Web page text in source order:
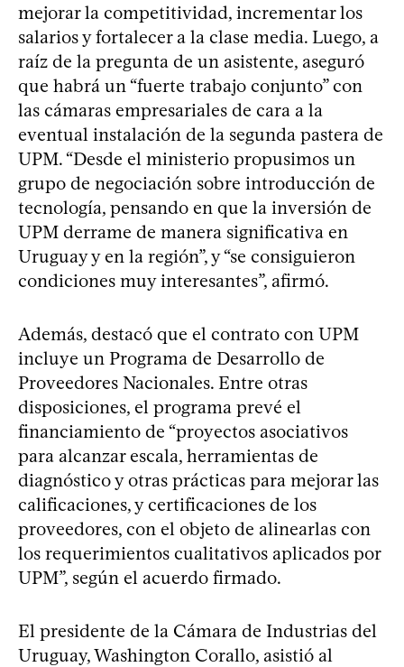
mejorar la competitividad, incrementar los
salarios y fortalecer a la clase media. Luego, a
raíz de la pregunta de un asistente, aseguró
que habrá un “fuerte trabajo conjunto” con
las cámaras empresariales de cara a la
eventual instalación de la segunda pastera de
UPM. “Desde el ministerio propusimos un
grupo de negociación sobre introducción de
tecnología, pensando en que la inversión de
UPM derrame de manera significativa en
Uruguay y en la región”, y “se consiguieron
condiciones muy interesantes”, afirmó.
Además, destacó que el contrato con UPM
incluye un Programa de Desarrollo de
Proveedores Nacionales. Entre otras
disposiciones, el programa prevé el
financiamiento de “proyectos asociativos
para alcanzar escala, herramientas de
diagnóstico y otras prácticas para mejorar las
calificaciones, y certificaciones de los
proveedores, con el objeto de alinearlas con
los requerimientos cualitativos aplicados por
UPM”, según el acuerdo firmado.
El presidente de la Cámara de Industrias del
Uruguay, Washington Corallo, asistió al